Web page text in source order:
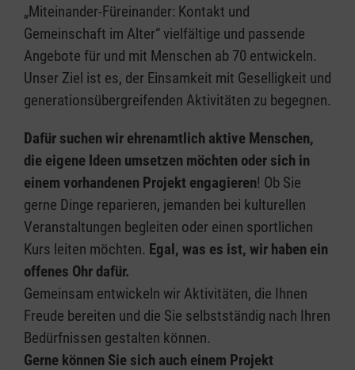
„Miteinander-Füreinander: Kontakt und
Gemeinschaft im Alter“ vielfältige und passende
Angebote für und mit Menschen ab 70 entwickeln.
Unser Ziel ist es, der Einsamkeit mit Geselligkeit und
generationsübergreifenden Aktivitäten zu begegnen.
Dafür suchen wir ehrenamtlich aktive Menschen,
die eigene Ideen umsetzen möchten oder sich in
einem vorhandenen Projekt engagieren! Ob Sie
gerne Dinge reparieren, jemanden bei kulturellen
Veranstaltungen begleiten oder einen sportlichen
Kurs leiten möchten. Egal, was es ist, wir haben ein
offenes Ohr dafür.
Gemeinsam entwickeln wir Aktivitäten, die Ihnen
Freude bereiten und die Sie selbstständig nach Ihren
Bedürfnissen gestalten können.
Gerne können Sie sich auch einem Projekt